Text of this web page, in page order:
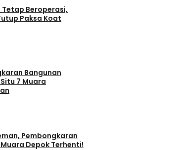
Beroperasi,
Paksa Koat
Bangunan
7 Muara
Pembongkaran
Depok Terhenti!